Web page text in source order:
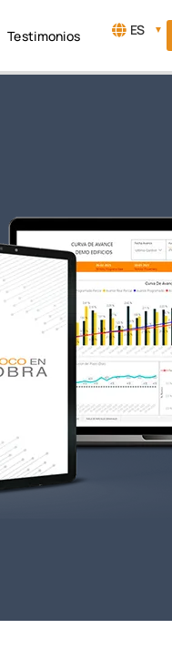
Testimonios ES ▼